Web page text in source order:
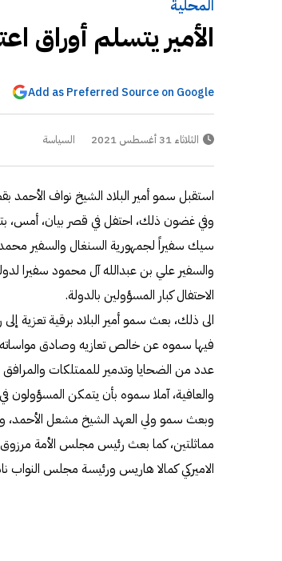
المحلية
الأمير يتسلم أوراق
Add as Preferred Source on Google
الثلاثاء 31 أغسطس 2021 السياسة
استقبل سمو أمير البلاد الشيخ نواف
وفي غضون ذلك، احتفل في قصر بيان، أمس،
سيك سفيراً لجمهورية السنغال والسفير محمد
والسفير علي بن عبدالله آل محمود سفيرا
الاحتفال كبار المسؤولين بالدولة.
الى ذلك، بعث سمو أمير البلاد برقية تعزية
فيها سموه عن خالص تعازيه وصادق مواساته
عدد من الضحايا وتدمير للممتلكات والمرافق
والعافية، آملا سموه بأن يتمكن المسؤولون
وبعث سمو ولي العهد الشيخ مشعل الأحمد،
مماثلتين، كما بعث رئيس مجلس الأمة
الاميركي كمالا هاريس ورئيسة مجلس النواب